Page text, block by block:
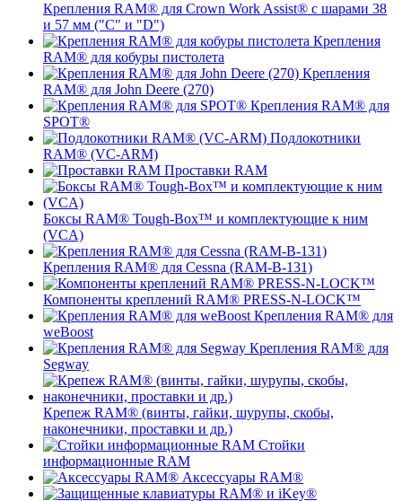
Крепления RAM® для Crown Work Assist® с шарами 38
и 57 мм ("C" и "D")
Крепления
RAM® для кобуры пистолета
Крепления
RAM® для John Deere (270)
Крепления RAM® для
SPOT®
Подлокотники
RAM® (VC-ARM)
Проставки RAM
Боксы RAM® Tough-Box™ и комплектующие к ним
(VCA)
Крепления RAM® для Cessna (RAM-B-131)
Компоненты креплений RAM® PRESS-N-LOCK™
Крепления RAM® для
weBoost
Крепления RAM® для
Segway
Крепеж RAM® (винты, гайки, шурупы, скобы,
наконечники, проставки и др.)
Стойки
информационные RAM
Аксессуары RAM®